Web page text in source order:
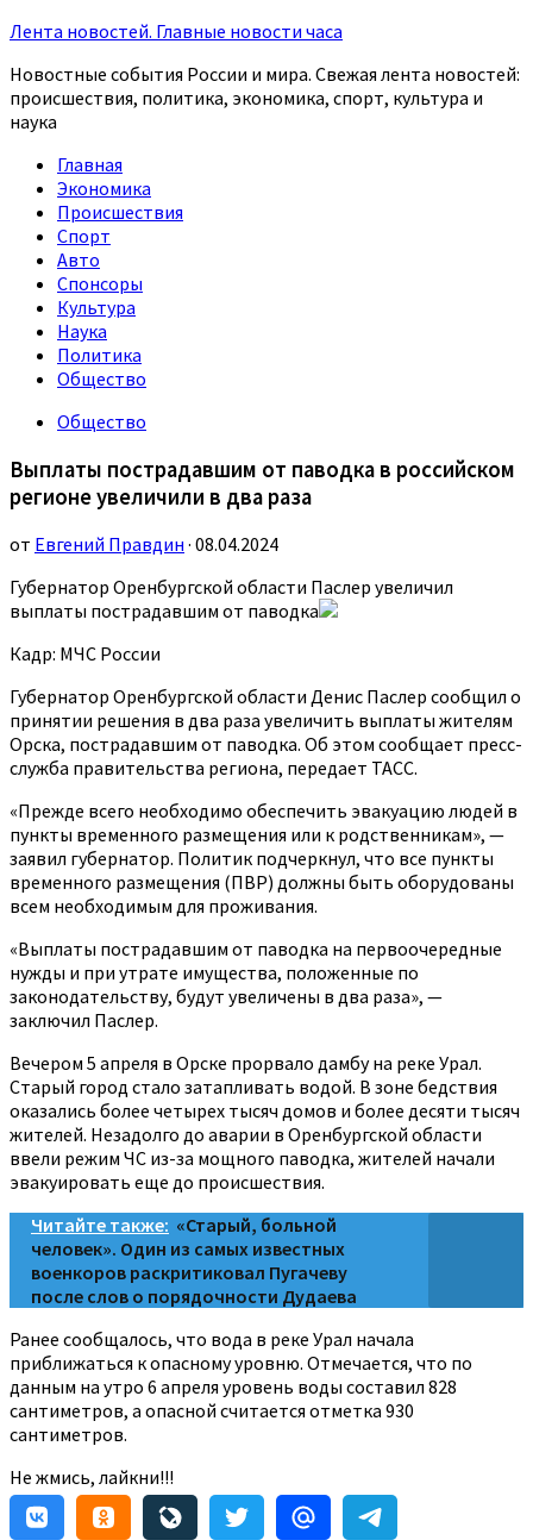
Лента новостей. Главные новости часа
Новостные события России и мира. Свежая лента новостей:
происшествия, политика, экономика, спорт, культура и
наука
Главная
Экономика
Происшествия
Спорт
Авто
Спонсоры
Культура
Наука
Политика
Общество
Общество
Выплаты пострадавшим от паводка в российском
регионе увеличили в два раза
от Евгений Правдин · 08.04.2024
Губернатор Оренбургской области Паслер увеличил
выплаты пострадавшим от паводка
Кадр: МЧС России
Губернатор Оренбургской области Денис Паслер сообщил о
принятии решения в два раза увеличить выплаты жителям
Орска, пострадавшим от паводка. Об этом сообщает пресс-
служба правительства региона, передает ТАСС.
«Прежде всего необходимо обеспечить эвакуацию людей в
пункты временного размещения или к родственникам», —
заявил губернатор. Политик подчеркнул, что все пункты
временного размещения (ПВР) должны быть оборудованы
всем необходимым для проживания.
«Выплаты пострадавшим от паводка на первоочередные
нужды и при утрате имущества, положенные по
законодательству, будут увеличены в два раза», —
заключил Паслер.
Вечером 5 апреля в Орске прорвало дамбу на реке Урал.
Старый город стало затапливать водой. В зоне бедствия
оказались более четырех тысяч домов и более десяти тысяч
жителей. Незадолго до аварии в Оренбургской области
ввели режим ЧС из-за мощного паводка, жителей начали
эвакуировать еще до происшествия.
Читайте также: «Старый, больной
человек». Один из самых известных
военкоров раскритиковал Пугачеву
после слов о порядочности Дудаева
Ранее сообщалось, что вода в реке Урал начала
приближаться к опасному уровню. Отмечается, что по
данным на утро 6 апреля уровень воды составил 828
сантиметров, а опасной считается отметка 930
сантиметров.
Не жмись, лайкни!!!